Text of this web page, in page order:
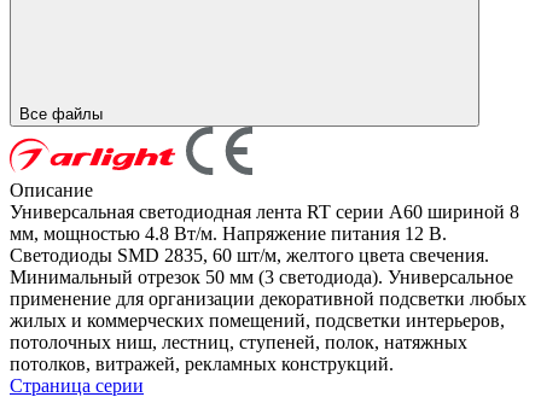
Все файлы
Описание
Универсальная светодиодная лента RT серии A60 шириной 8
мм, мощностью 4.8 Вт/м. Напряжение питания 12 В.
Светодиоды SMD 2835, 60 шт/м, желтого цвета свечения.
Минимальный отрезок 50 мм (3 светодиода). Универсальное
применение для организации декоративной подсветки любых
жилых и коммерческих помещений, подсветки интерьеров,
потолочных ниш, лестниц, ступеней, полок, натяжных
потолков, витражей, рекламных конструкций.
Страница серии